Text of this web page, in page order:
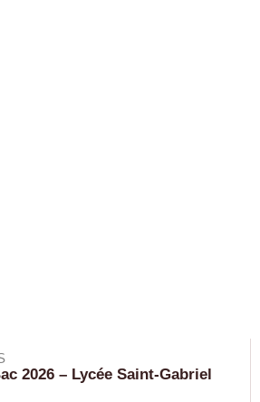
2026 – Lycée Saint-Gabriel